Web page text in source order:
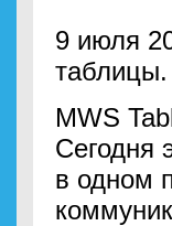
9 июля
таблицы.
MWS
Сегодня
в одном